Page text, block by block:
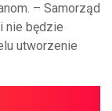
– Samorząd
nie będzie
utworzenie